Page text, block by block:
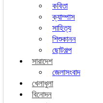
কবিতা
ক্যাম্পাস
সাহিত্য
শিশুকানন
ছোটগল্প
সারাদেশ
জেলাসংবাদ
খেলাধুলা
বিনোদন